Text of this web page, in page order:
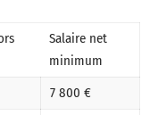
Salaire net
minimum
7 800 €